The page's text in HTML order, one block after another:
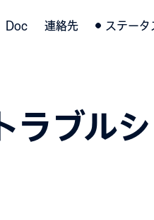
Doc 連絡先 ステータ
ラブル